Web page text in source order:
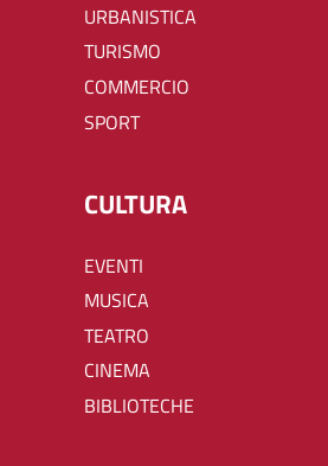
URBANISTICA
TURISMO
COMMERCIO
SPORT
CULTURA
EVENTI
MUSICA
TEATRO
CINEMA
BIBLIOTECHE